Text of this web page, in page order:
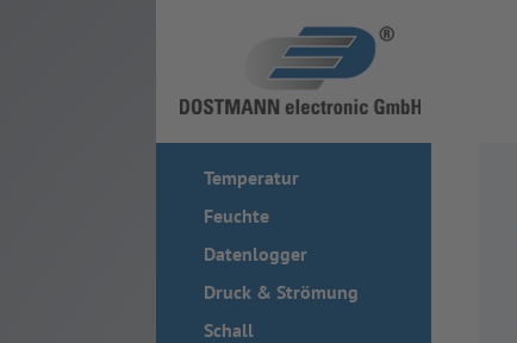
Temperatur
Feuchte
Datenlogger
Druck & Strömung
Schall